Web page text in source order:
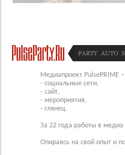
PARTY AUTO
Медиапроект PulsePRIME
- социальные сети,
- сайт,
- мероприятия,
- глянец.
За 22 года работы в медиа
Опираясь на свой опыт и